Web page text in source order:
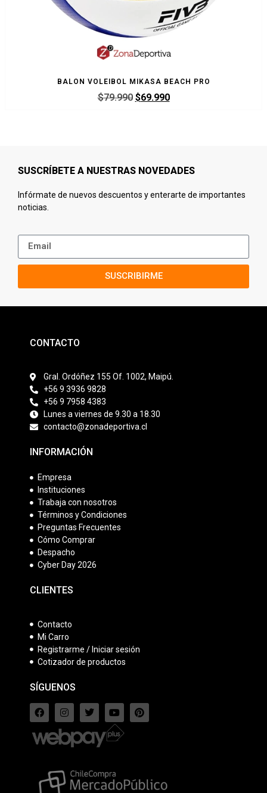
BALON VOLEIBOL MIKASA BEACH PRO
$79.990 $69.990
SUSCRÍBETE A NUESTRAS NOVEDADES
Infórmate de nuevos descuentos y enterarte de importantes
noticias.
SUSCRIBIRME
CONTACTO
Gral. Ordóñez 155 Of. 1002, Maipú.
+56 9 3936 9828
+56 9 7958 4383
Lunes a viernes de 9.30 a 18.30
contacto@zonadeportiva.cl
INFORMACIÓN
Empresa
Instituciones
Trabaja con nosotros
Términos y Condiciones
Preguntas Frecuentes
Cómo Comprar
Despacho
Cyber Day 2026
CLIENTES
Contacto
Mi Carro
Registrarme / Iniciar sesión
Cotizador de productos
SÍGUENOS